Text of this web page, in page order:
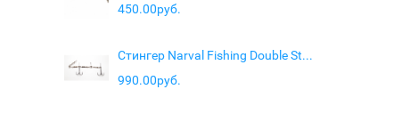
450.00руб.
Стингер Narval Fishing Double Stingers 26cm 40kg 2/0 (2 шт)
990.00руб.